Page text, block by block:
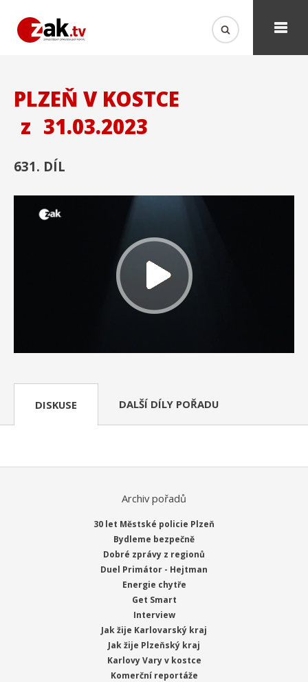
PLZEŇ V KOSTCE
z 31.03.2023
631. DÍL
DISKUSE DALŠÍ DÍLY POŘADU
Archiv pořadů
30 let Městské policie Plzeň
Bydleme bezpečně
Dobré zprávy z regionů
Duel Primátor - Hejtman
Energie chytře
Get Smart
Interview
Jak žije Karlovarský kraj
Jak žije Plzeňský kraj
Karlovy Vary v kostce
Komerční reportáže